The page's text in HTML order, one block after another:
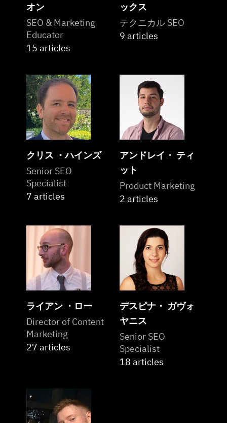
オン
SEO & Marketing
Educator
15 articles
ックス
テクニカル SEO
9 articles
クリス ・ハインズ
Senior SEO
Specialist
7 articles
アンドレイ・ ティ
ット
Product Marketing
2 articles
ライアン ・ロー
Director of Content
Marketing
27 articles
デスピナ・ ガヴォ
ヤニス
Senior SEO
Specialist
18 articles